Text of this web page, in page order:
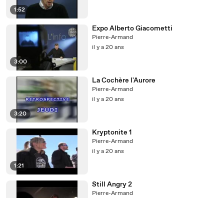
1:52
3:00
Expo Alberto Giacometti
Pierre-Armand
il y a 20 ans
3:20
La Cochère l'Aurore
Pierre-Armand
il y a 20 ans
1:21
Kryptonite 1
Pierre-Armand
il y a 20 ans
Still Angry 2
Pierre-Armand